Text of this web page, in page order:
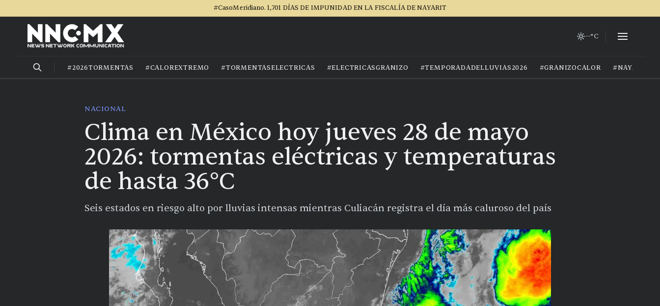
#CasoMeridiano. 1,701 DÍAS DE IMPUNIDAD EN LA FISCALÍA DE NAYARIT
--°C
#2026TORMENTAS #CALOREXTREMO #TORMENTASELECTRICAS #ELECTRICASGRANIZO #TEMPORADADELLUVIAS2026 #GRANIZOCALOR #NAYARIT
NACIONAL
Clima en México hoy jueves 28 de mayo
2026: tormentas eléctricas y temperaturas
de hasta 36°C
Seis estados en riesgo alto por lluvias intensas mientras Culiacán registra el día más caluroso del país